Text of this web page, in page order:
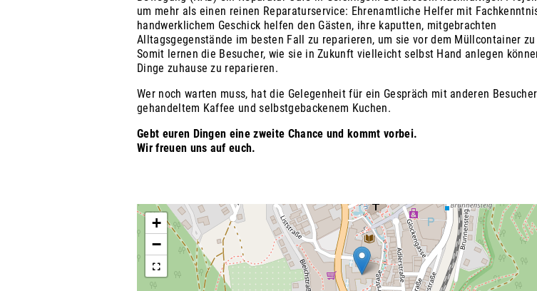
um mehr als einen reinen Reparaturservice: Ehrenamtliche Helfer mit
handwerklichem Geschick helfen den Gästen, ihre kaputten, mitgebrachten
Alltagsgegenstände im besten Fall zu reparieren, um sie vor dem Müllcontainer
Somit lernen die Besucher, wie sie in Zukunft vielleicht selbst Hand anlegen
Dinge zuhause zu reparieren.
Wer noch warten muss, hat die Gelegenheit für ein Gespräch mit anderen
gehandeltem Kaffee und selbstgebackenem Kuchen.
Gebt euren Dingen eine zweite Chance und kommt vorbei.
Wir freuen uns auf euch.
+
−